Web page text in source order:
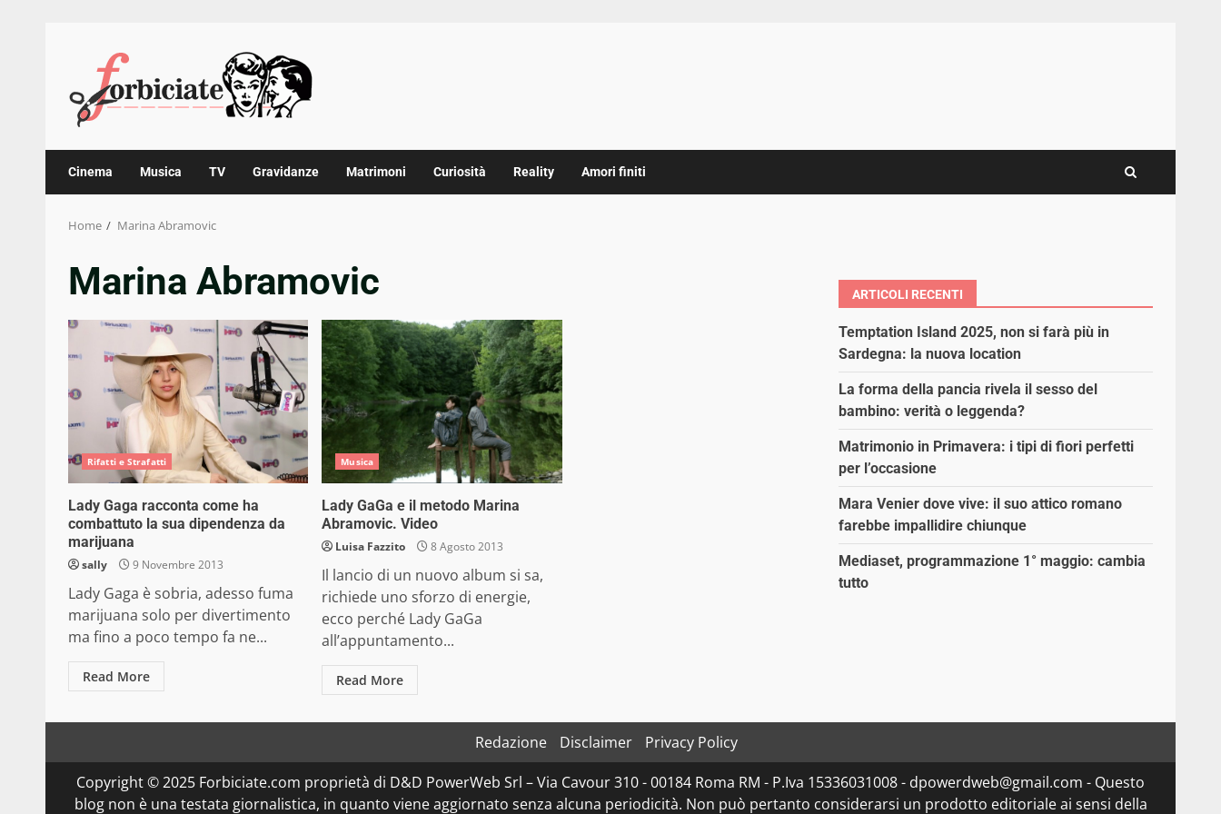
content
Cinema Musica TV Gravidanze Matrimoni Curiosità Reality Amori finiti
Home Marina Abramovic
Marina Abramovic
Rifatti e Strafatti
Lady Gaga racconta come ha
combattuto la sua dipendenza da
marijuana
sally 9 Novembre 2013
Lady Gaga è sobria, adesso fuma
marijuana solo per divertimento
ma fino a poco tempo fa ne...
Read More
Musica
Lady GaGa e il metodo Marina
Abramovic. Video
Luisa Fazzito 8 Agosto 2013
Il lancio di un nuovo album si sa,
richiede uno sforzo di energie,
ecco perché Lady GaGa
all’appuntamento...
Read More
ARTICOLI RECENTI
Temptation Island 2025, non si farà più in
Sardegna: la nuova location
La forma della pancia rivela il sesso del
bambino: verità o leggenda?
Matrimonio in Primavera: i tipi di fiori perfetti
per l’occasione
Mara Venier dove vive: il suo attico romano
farebbe impallidire chiunque
Mediaset, programmazione 1° maggio: cambia
tutto
Redazione Disclaimer
Privacy Policy
Copyright © 2025 Forbiciate.com proprietà di D&D PowerWeb Srl – Via Cavour 310 - 00184 Roma RM - P.Iva 15336031008 - dpowerdweb@gmail.com - Questo
blog non è una testata giornalistica, in quanto viene aggiornato senza alcuna periodicità. Non può pertanto considerarsi un prodotto editoriale ai sensi della